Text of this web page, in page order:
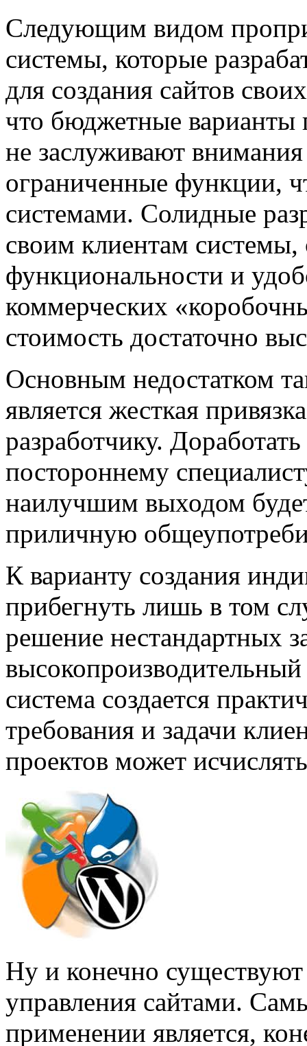
Следующим видом
системы, которые
для создания сайтов
что бюджетные варианты
не заслуживают
ограниченные функции,
системами. Солидные
своим клиентам
функциональности и
коммерческих
стоимость достаточно
Основным недостатком
является жесткая
разработчику.
постороннему
наилучшим выходом
приличную
К варианту создания
прибегнуть лишь в том
решение нестандартных
система создается
требования и задачи
проектов может
Ну и конечно
управления сайтами.
применении является,